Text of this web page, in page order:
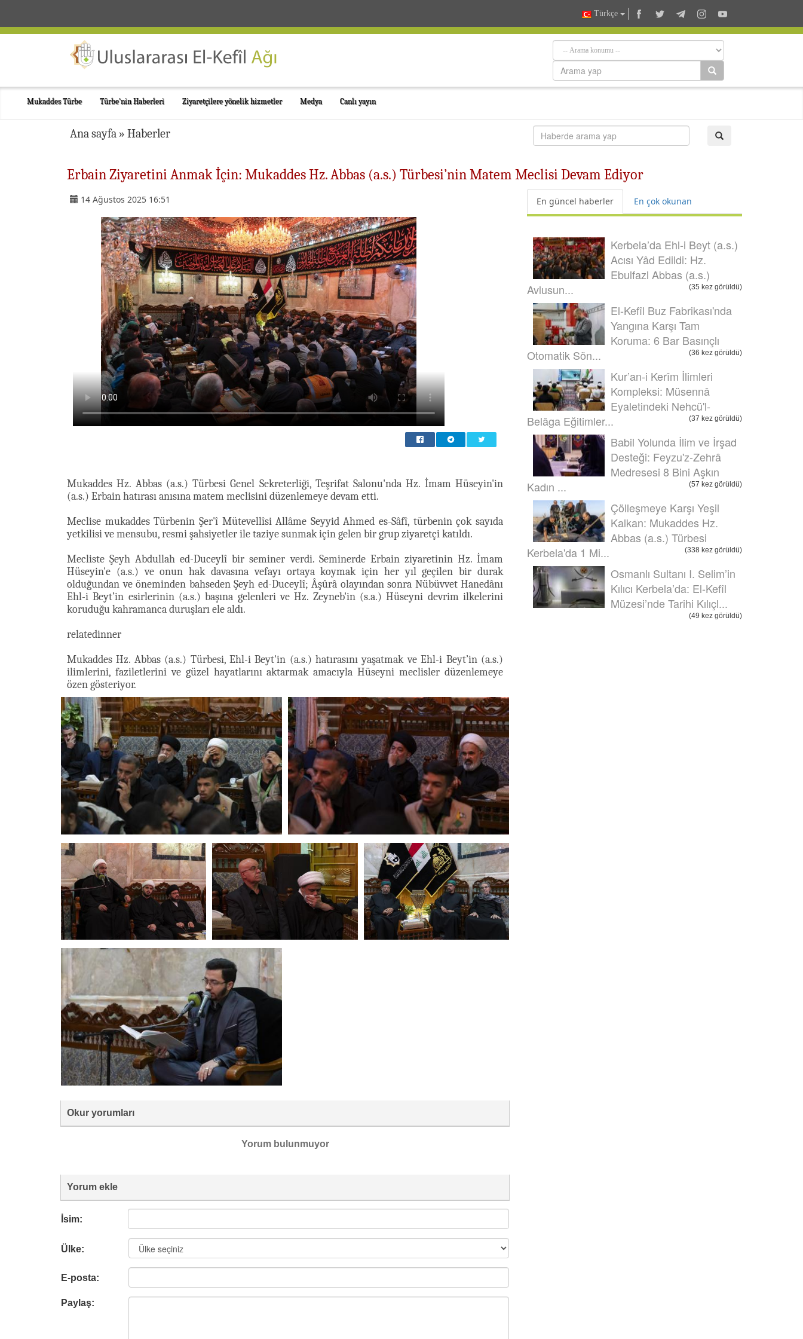
Türkçe
Mukaddes Türbe Türbe'nin Haberleri Ziyaretçilere yönelik hizmetler Medya Canlı yayın
Ana sayfa » Haberler
Erbain Ziyaretini Anmak İçin: Mukaddes Hz. Abbas (a.s.) Türbesi’nin Matem Meclisi Devam Ediyor
14 Ağustos 2025 16:51
Mukaddes Hz. Abbas (a.s.) Türbesi Genel Sekreterliği, Teşrifat Salonu'nda Hz. İmam Hüseyin'in
(a.s.) Erbain hatırası anısına matem meclisini düzenlemeye devam etti.
Meclise mukaddes Türbenin Şer'î Mütevellîsi Allâme Seyyid Ahmed es-Sâfî, türbenin çok sayıda
yetkilisi ve mensubu, resmi şahsiyetler ile taziye sunmak için gelen bir grup ziyaretçi katıldı.
Mecliste Şeyh Abdullah ed-Duceylî bir seminer verdi. Seminerde Erbain ziyaretinin Hz. İmam
Hüseyin'e (a.s.) ve onun hak davasına vefayı ortaya koymak için her yıl geçilen bir durak
olduğundan ve öneminden bahseden Şeyh ed-Duceylî; Âşûrâ olayından sonra Nübüvvet Hanedânı
Ehl-i Beyt’in esirlerinin (a.s.) başına gelenleri ve Hz. Zeyneb'in (s.a.) Hüseyni devrim ilkelerini
koruduğu kahramanca duruşları ele aldı.
relatedinner
Mukaddes Hz. Abbas (a.s.) Türbesi, Ehl-i Beyt'in (a.s.) hatırasını yaşatmak ve Ehl-i Beyt’in (a.s.)
ilimlerini, faziletlerini ve güzel hayatlarını aktarmak amacıyla Hüseyni meclisler düzenlemeye
özen gösteriyor.
Okur yorumları
Yorum bulunmuyor
Yorum ekle
İsim:
Ülke:
E-posta:
Paylaş:
En güncel haberler En çok okunan
Kerbela’da Ehl-i Beyt (a.s.)
Acısı Yâd Edildi: Hz.
Ebulfazl Abbas (a.s.)
Avlusun...
(35 kez görüldü)
El-Kefîl Buz Fabrikası'nda
Yangına Karşı Tam
Koruma: 6 Bar Basınçlı
Otomatik Sön...
(36 kez görüldü)
Kur’an-i Kerîm İlimleri
Kompleksi: Müsennâ
Eyaletindeki Nehcü'l-
Belâga Eğitimler...
(37 kez görüldü)
Babil Yolunda İlim ve İrşad
Desteği: Feyzu'z-Zehrâ
Medresesi 8 Bini Aşkın
Kadın ...
(57 kez görüldü)
Çölleşmeye Karşı Yeşil
Kalkan: Mukaddes Hz.
Abbas (a.s.) Türbesi
Kerbela'da 1 Mi...
(338 kez görüldü)
Osmanlı Sultanı I. Selim’in
Kılıcı Kerbela’da: El-Kefîl
Müzesi’nde Tarihi Kılıçl...
(49 kez görüldü)